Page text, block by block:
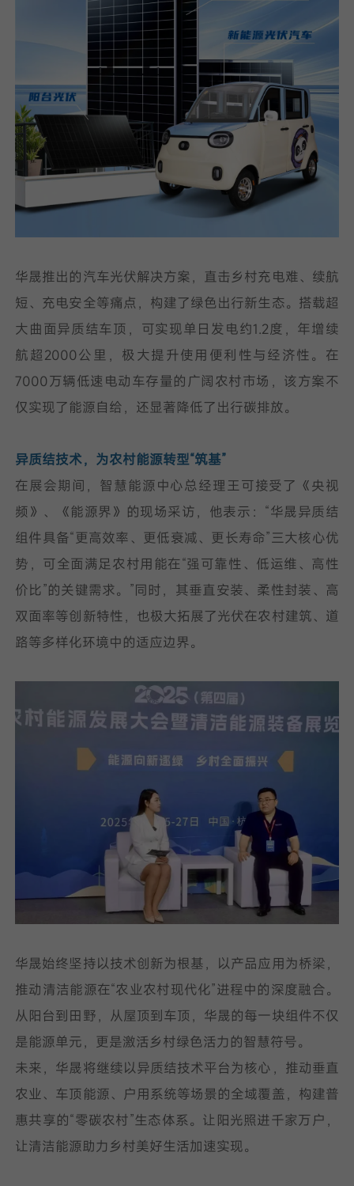
华晟推出的汽车光伏解决方案，直击乡村充电难、续航
短、充电安全等痛点，构建了绿色出行新生态。搭载超
大曲面异质结车顶，可实现单日发电约1.2度，年增续
航超2000公里，极大提升使用便利性与经济性。在
7000万辆低速电动车存量的广阔农村市场，该方案不
仅实现了能源自给，还显著降低了出行碳排放。
异质结技术，为农村能源转型“筑基”
在展会期间，智慧能源中心总经理王可接受了《央视
频》、《能源界》的现场采访，他表示：“华晟异质结
组件具备“更高效率、更低衰减、更长寿命”三大核心优
势，可全面满足农村用能在“强可靠性、低运维、高性
价比”的关键需求。”同时，其垂直安装、柔性封装、高
双面率等创新特性，也极大拓展了光伏在农村建筑、道
路等多样化环境中的适应边界。
华晟始终坚持以技术创新为根基，以产品应用为桥梁，
推动清洁能源在“农业农村现代化”进程中的深度融合。
从阳台到田野，从屋顶到车顶，华晟的每一块组件不仅
是能源单元，更是激活乡村绿色活力的智慧符号。
未来，华晟将继续以异质结技术平台为核心，推动垂直
农业、车顶能源、户用系统等场景的全域覆盖，构建普
惠共享的“零碳农村”生态体系。让阳光照进千家万户，
让清洁能源助力乡村美好生活加速实现。